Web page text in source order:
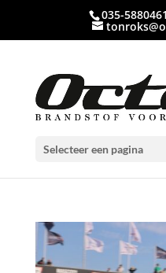
035-
Selecteer een pagina